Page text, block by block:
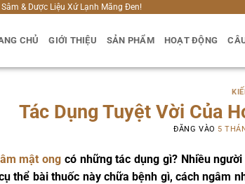
& Dược Liệu Xứ Lạnh Măng Đen!
CHỦ GIỚI THIỆU SẢN PHẨM HOẠT ĐỘNG
Tác Dụng Tuyệt Vời Của
ĐĂNG VÀO 5
mật ong có những tác dụng gì? Nhiều
thể bài thuốc này chữa bệnh gì, cách ngâm